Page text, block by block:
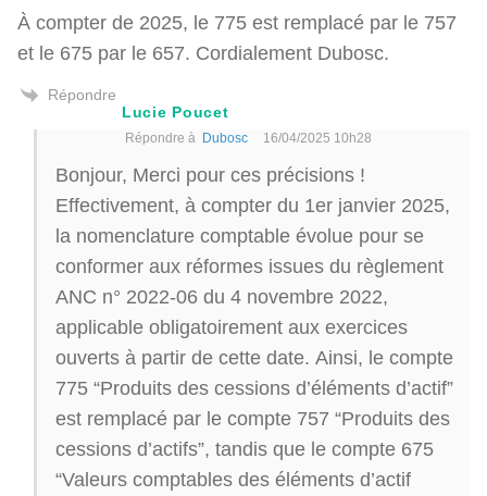
À compter de 2025, le 775 est remplacé par le 757
et le 675 par le 657. Cordialement Dubosc.
Répondre
Lucie Poucet
Répondre à Dubosc 16/04/2025 10h28
Bonjour, Merci pour ces précisions !
Effectivement, à compter du 1er janvier 2025,
la nomenclature comptable évolue pour se
conformer aux réformes issues du règlement
ANC n° 2022-06 du 4 novembre 2022,
applicable obligatoirement aux exercices
ouverts à partir de cette date. Ainsi, le compte
775 “Produits des cessions d’éléments d’actif”
est remplacé par le compte 757 “Produits des
cessions d’actifs”, tandis que le compte 675
“Valeurs comptables des éléments d’actif